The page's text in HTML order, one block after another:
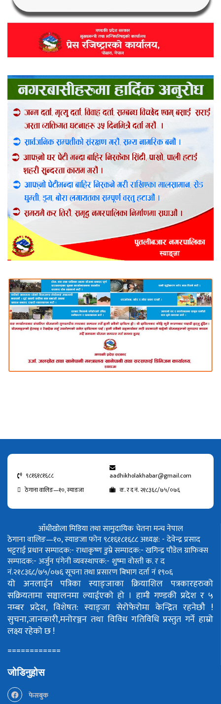
९८१६१८१६८८
aadhikholakhabar@gmail.com
ठेगाना वालिङ—१०, स्याङजा
क. र द नं. २१८३६८/७५/०७६
आँधीखोला मिडिया तथा सामुदायिक चेतना मन्च नेपाल
ठेगाना वालिङ—१०, स्याङजा फोन ९८१६१८१६८८अध्यक्ष: - देवेन्द्र प्रसाद
भट्टराईप्रधान सम्पादक:- राधाकृष्ण डुम्रेसम्पादक:- खगिन्द्र पौडेलग्राफिक्स
सम्पादक:- अर्जुन पंगेनीव्यवस्थापक:- शुष्मा वोस्तीक. र द
नं.२१८३६८/७५/०७६सूचना तथा प्रसारण बिभाग दर्ता नं १९०६
यो अनलाईन पत्रिका स्याङ्जाका क्रियाशिल पत्रकारहरुको
सक्रियतामा सञ्चालनमा ल्याईएको हो । हामी गण्डकी प्रदेश र ५
नम्बर प्रदेश, विशेषत: स्याङ्जा सेरोफेरोमा केन्द्रित रहनेछौ !
सुचना,जानकारी,मनोरञ्जन तथा विविध गतिविधि प्रस्तुत गर्ने हाम्रो
लक्ष्य रहेको छ !
============
जोडिनुहोस
फेसबुक